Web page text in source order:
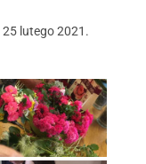
25 lutego 2021 .